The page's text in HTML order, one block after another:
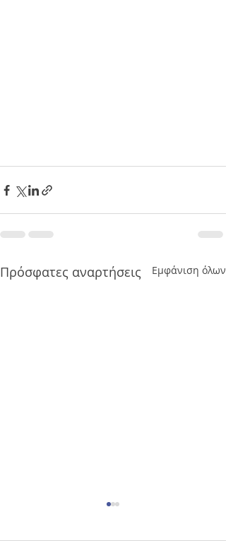
Πρόσφατες αναρτήσεις Εμφάνιση όλων